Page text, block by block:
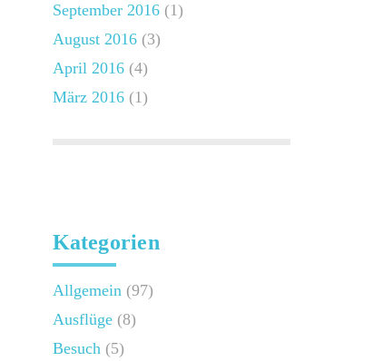
September 2016(1)
August 2016(3)
April 2016(4)
März 2016(1)
Kategorien
Allgemein(97)
Ausflüge(8)
Besuch(5)